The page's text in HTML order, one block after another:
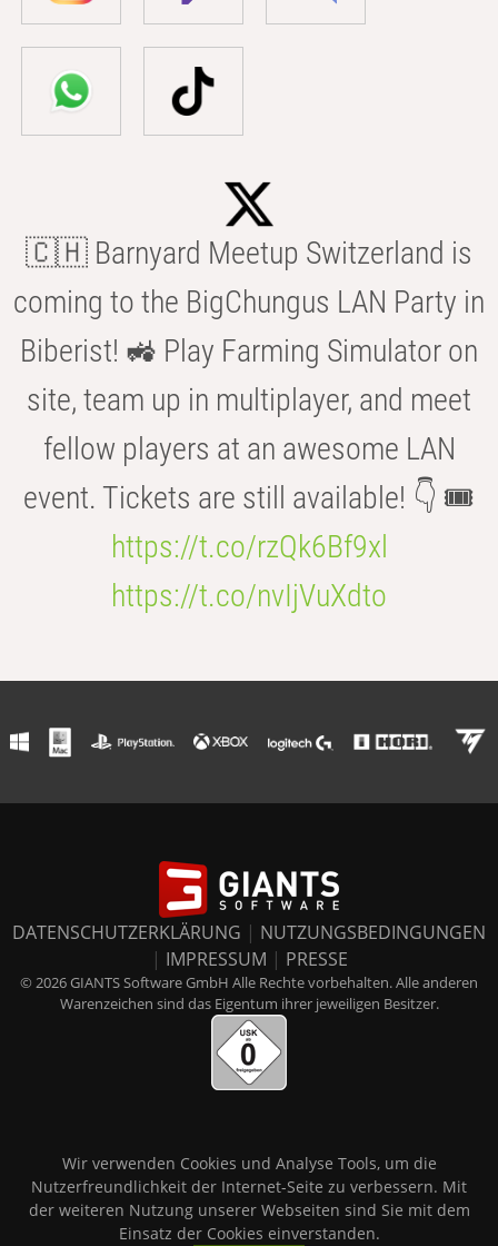
🇨🇭 Barnyard Meetup Switzerland is
coming to the BigChungus LAN Party in
Biberist! 🚜 Play Farming Simulator on
site, team up in multiplayer, and meet
fellow players at an awesome LAN
event. Tickets are still available! 👇 🎟️
https://t.co/rzQk6Bf9xl
https://t.co/nvIjVuXdto
DATENSCHUTZERKLÄRUNG | NUTZUNGSBEDINGUNGEN
| IMPRESSUM | PRESSE
© 2026 GIANTS Software GmbH Alle Rechte vorbehalten. Alle anderen
Warenzeichen sind das Eigentum ihrer jeweiligen Besitzer.
Wir verwenden Cookies und Analyse Tools, um die
Nutzerfreundlichkeit der Internet-Seite zu verbessern. Mit
der weiteren Nutzung unserer Webseiten sind Sie mit dem
Einsatz der Cookies einverstanden.